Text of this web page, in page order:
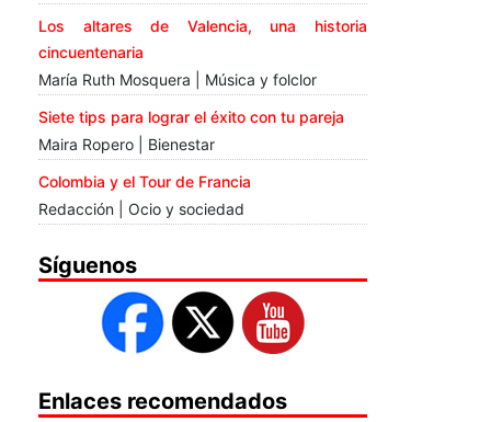
Los altares de Valencia, una historia
cincuentenaria
María Ruth Mosquera | Música y folclor
Siete tips para lograr el éxito con tu pareja
Maira Ropero | Bienestar
Colombia y el Tour de Francia
Redacción | Ocio y sociedad
Síguenos
Enlaces recomendados